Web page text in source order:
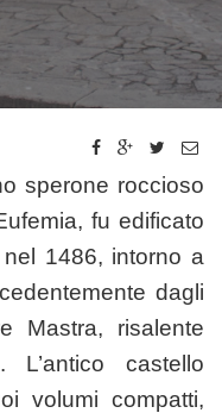
sperone roccioso
fu edificato
1486, intorno a
dagli
Mastra, risalente
castello
volumi compatti,